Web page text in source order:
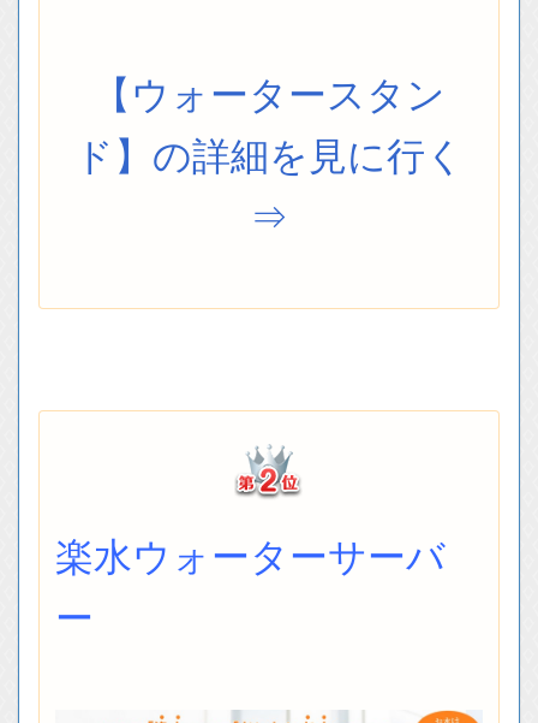
【ウォータースタン
ド】の詳細を見に行く
⇒
楽水ウォーターサーバ
ー